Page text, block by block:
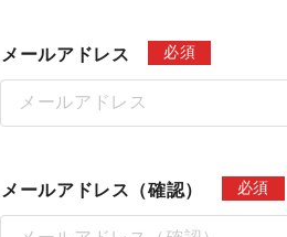
メールアドレス 必須
メールアドレス（確認） 必須